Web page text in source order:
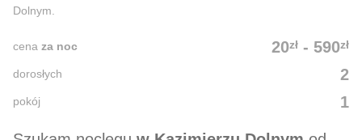
Dolnym.
20zł - 590zł
cena za noc
2
dorosłych
1
pokój